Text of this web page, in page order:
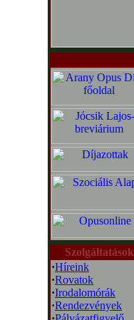
Szolgáltatások
·Híreink
·Rovatok
·Irodalomórák
·Rendezvények